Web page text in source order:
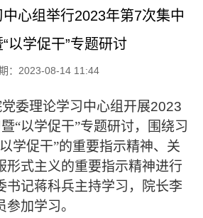
心组举行2023年第7次集中
以学促干”专题研讨
：2023-08-14 11:44
党委理论学习中心组开展2023
“以学促干”专题研讨，围绕习
学促干”的重要指示精神、关
形式主义的重要指示精神进行
书记蒋科兵主持学习，院长李
加学习。